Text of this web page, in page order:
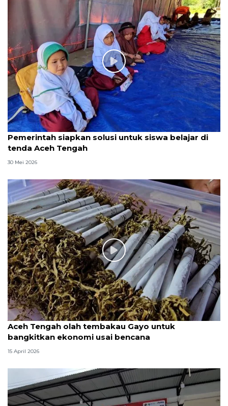
Pemerintah siapkan solusi untuk siswa belajar di
tenda Aceh Tengah
30 Mei 2026
Aceh Tengah olah tembakau Gayo untuk
bangkitkan ekonomi usai bencana
15 April 2026